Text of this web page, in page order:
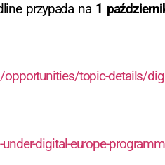
przypada na 1
topic-details/
digital-europe-